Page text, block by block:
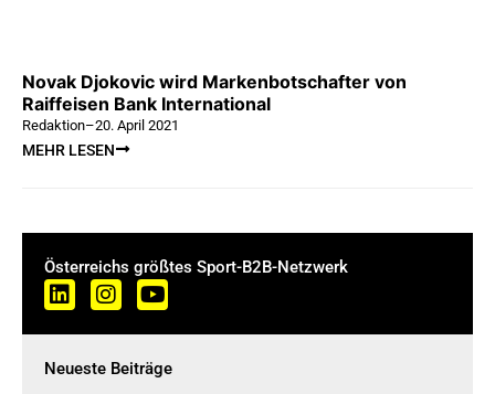
Novak Djokovic wird Markenbotschafter von
Raiffeisen Bank International
Redaktion–20. April 2021
MEHR LESEN
Österreichs größtes Sport-B2B-Netzwerk
Neueste Beiträge